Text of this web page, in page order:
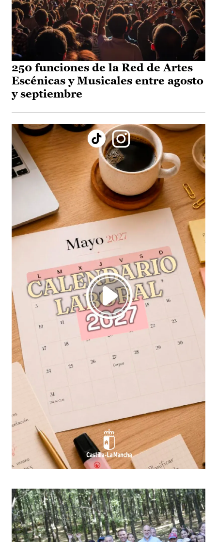
250 funciones de la Red de Artes
Escénicas y Musicales entre agosto
y septiembre